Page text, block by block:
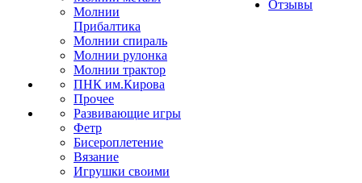
Молнии
Прибалтика
Молнии спираль
Молнии рулонка
Молнии трактор
ПНК им.Кирова
Прочее
Развивающие игры
Фетр
Бисероплетение
Вязание
Игрушки своими
Отзывы